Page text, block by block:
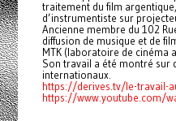
traitement du film
d’instrumentiste sur
Ancienne membre du 102
diffusion de musique et de
MTK (laboratoire de cinéma
Son travail a été montré sur
internationaux.
https://derives.tv/le-travail-
https://www.youtube.com/